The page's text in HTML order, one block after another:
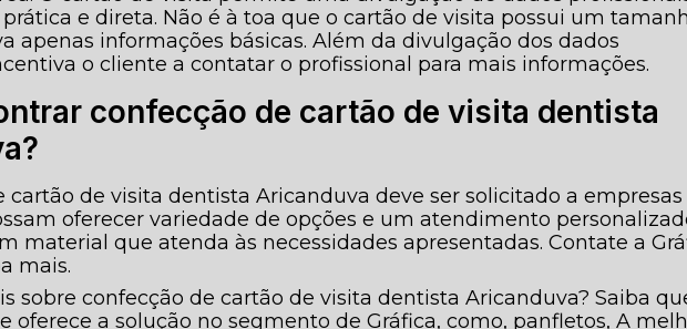
e direta. Não é à toa que o cartão de visita possui um
apenas informações básicas. Além da divulgação dos dados
o cliente a contatar o profissional para mais informações.
confecção de cartão de visita dentista
cartão de visita dentista Aricanduva deve ser solicitado a empresas
oferecer variedade de opções e um atendimento
material que atenda às necessidades apresentadas. Contate a
mais.
sobre confecção de cartão de visita dentista Aricanduva? Saiba
oferece a solução no segmento de Gráfica, como, panfletos, A